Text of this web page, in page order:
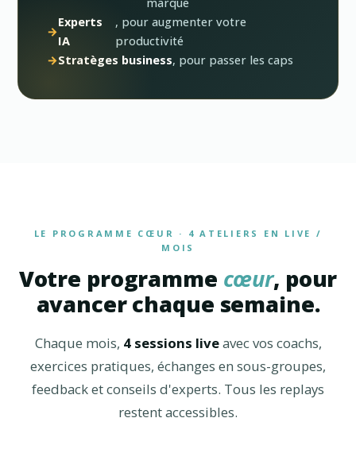
Experts
IA
, pour augmenter votre
productivité
Stratèges business, pour passer les caps
LE PROGRAMME CŒUR · 4 ATELIERS EN LIVE /
MOIS
Votre programme cœur, pour
avancer chaque semaine.
Chaque mois, 4 sessions liveavec vos coachs,
exercices pratiques, échanges en sous-groupes,
feedback et conseils d'experts. Tous les replays
restent accessibles.